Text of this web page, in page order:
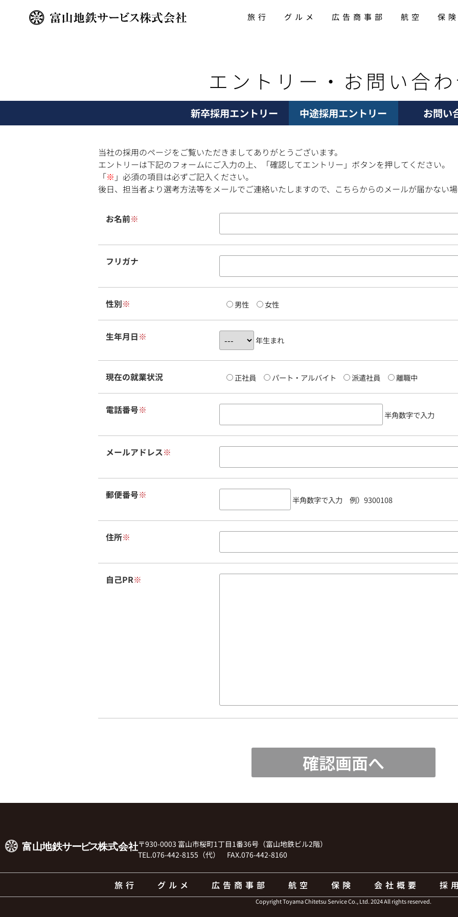
旅行 グルメ 広告商事部 航空 保険
エントリー・お問い合わ
新卒採用エントリー 中途採用エントリー お問い
当社の採用のページをご覧いただきましてありがとうございます。
エントリーは下記のフォームにご入力の上、「確認してエントリー」ボタンを押してください。
「※ 」必須の項目は必ずご記入ください。
後日、担当者より選考方法等をメールでご連絡いたしますので、こちらからのメールが届かない
お名前※
フリガナ
性別※ 男性 女性
生年月日※ 年生まれ
現在の就業状況 正社員 パート・アルバイト 派遣社員 離職中
電話番号※ 半角数字で入力
メールアドレス※
郵便番号※ 半角数字で入力 例）9300108
住所※
自己PR※
い。
〒930-0003 富山市桜町1丁目1番36号（富山地鉄ビル2階）
TEL.076-442-8155（代） FAX.076-442-8160
旅行 グルメ 広告商事部 航空 保険 会社概要 採
Copyright Toyama Chitetsu Service Co., Ltd. 2024 All rights reserved.